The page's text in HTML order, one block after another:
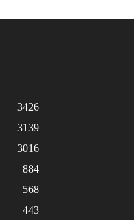
3426
3139
3016
884
568
443